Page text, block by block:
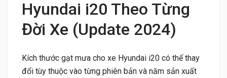
Hyundai i20 Theo Từng
Đời Xe (Update 2024)
Kích thước gạt mưa cho xe Hyundai i20 có thể thay
đổi tùy thuộc vào từng phiên bản và năm sản xuất